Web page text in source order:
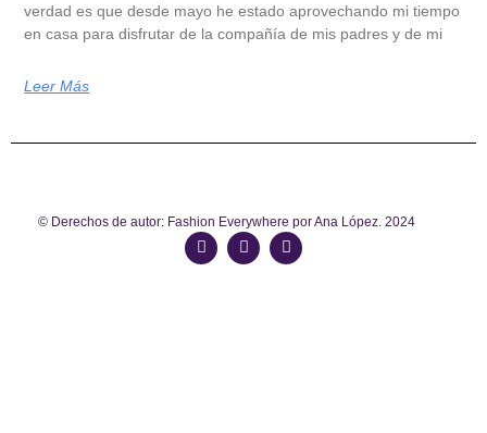
verdad es que desde mayo he estado aprovechando mi tiempo
en casa para disfrutar de la compañía de mis padres y de mi
Leer Más
© Derechos de autor: Fashion Everywhere por Ana López. 2024